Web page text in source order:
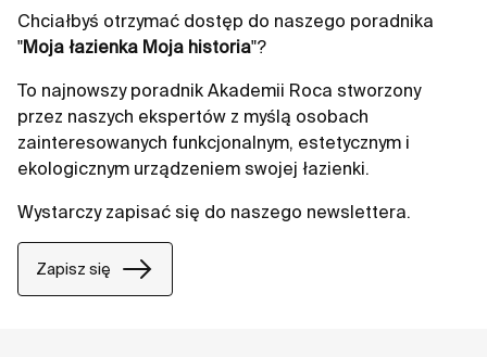
Chciałbyś otrzymać dostęp do naszego poradnika
"Moja łazienka Moja historia"?
To najnowszy poradnik Akademii Roca stworzony
przez naszych ekspertów z myślą osobach
zainteresowanych funkcjonalnym, estetycznym i
ekologicznym urządzeniem swojej łazienki.
Wystarczy zapisać się do naszego newslettera.
Zapisz się